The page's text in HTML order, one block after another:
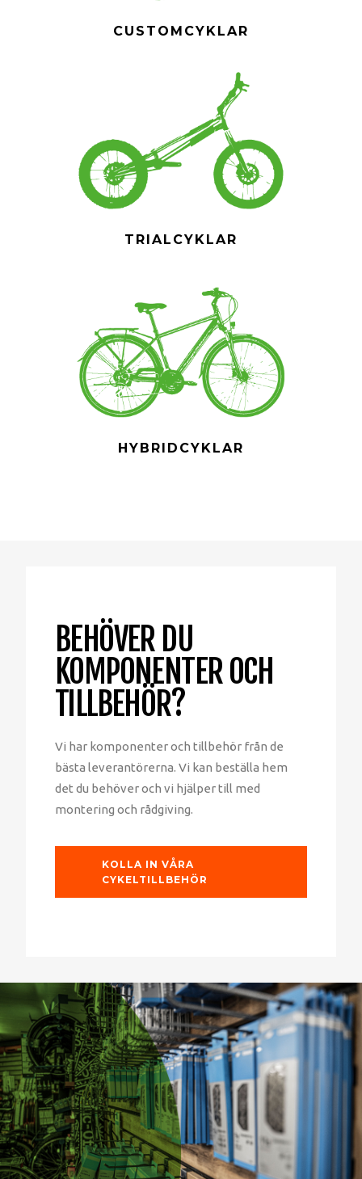
CUSTOMCYKLAR
TRIALCYKLAR
HYBRIDCYKLAR
BEHÖVER DU
KOMPONENTER OCH
TILLBEHÖR?
Vi har komponenter och tillbehör från de
bästa leverantörerna. Vi kan beställa hem
det du behöver och vi hjälper till med
montering och rådgiving.
KOLLA IN VÅRA
CYKELTILLBEHÖR